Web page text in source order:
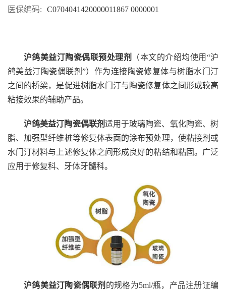
医保编码: C0704041420000011867 0000001
沪鸽美益汀陶瓷偶联预处理剂
（本文的介绍均使用“沪
鸽美益汀陶瓷偶联剂”）作为连接陶瓷修复体与树脂水门汀
之间的桥梁，是促进树脂水门汀与陶瓷修复体之间形成较高
粘接效果的辅助产品。
沪鸽美益汀陶瓷偶联剂适用于玻璃陶瓷、氧化陶瓷、树
脂、加强型纤维桩等修复体表面的涂布预处理，使粘接剂或
水门汀材料与上述修复体之间形成良好的粘结和粘固。广泛
应用于修复科、牙体牙髓科。
沪鸽美益汀陶瓷偶联剂的规格为5ml/瓶，产品注册证编